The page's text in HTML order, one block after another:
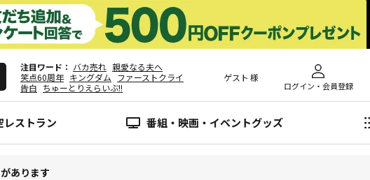
注目ワード バカ売れ 親愛なる夫へ
笑点60周年 キングダム ファーストクライ
告白 ちゅーとりえらいぶ!!
ゲスト 様
ログイン・会員登録
ストラン 番組・映画・イベントグッズ
あります